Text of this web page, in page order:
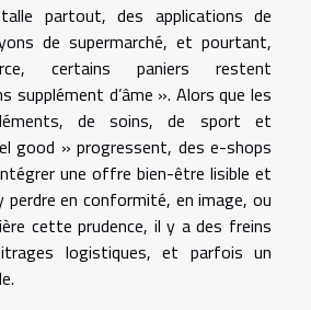
partout, des applications de
de supermarché, et pourtant,
certains paniers restent
supplément d’âme ». Alors que les
de soins, de sport et
good » progressent, des e-shops
une offre bien-être lisible et
perdre en conformité, en image, ou
cette prudence, il y a des freins
logistiques, et parfois un